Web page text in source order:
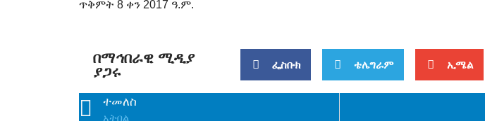
ጥቅምት 8 ቀን 2017 ዓ.ም.
በማኅበራዊ ሚዲያ
ያጋሩ
ፌስቡክ ቴሌግራም ኢሜል
ተመለስ
አትበል